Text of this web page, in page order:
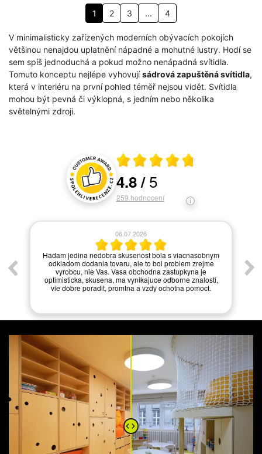
1 2 3 ... 4
V minimalisticky zařízených moderních obývacích pokojích
většinou nenajdou uplatnění nápadné a mohutné lustry. Hodí se
sem spíš jednoduchá a pokud možno nenápadná svítidla.
Tomuto konceptu nejlépe vyhovujísádrová zapuštěná svítidla,
která v interiéru na první pohled téměř nejsou vidět. Svítidla
mohou být pevná či výklopná, s jedním nebo několika
světelnými zdroji.
Hodnocení a recenze zákazníků
Průměrné hodnocení 4.8 z 5
4.8/5
259 hodnocení
06.07.2026
Hadam jedina nedobra skusenost bola s viacnasobnym
odkladom dodania tovaru, ale to bol problem zrejme
vyrobcu, nie Vas. Vasa obchodna zastupkyna je
optimisticka, skusena, ma vynikajuce odborne znalosti,
vie dobre poradit, promtna a vzdy ochotna pomoct.